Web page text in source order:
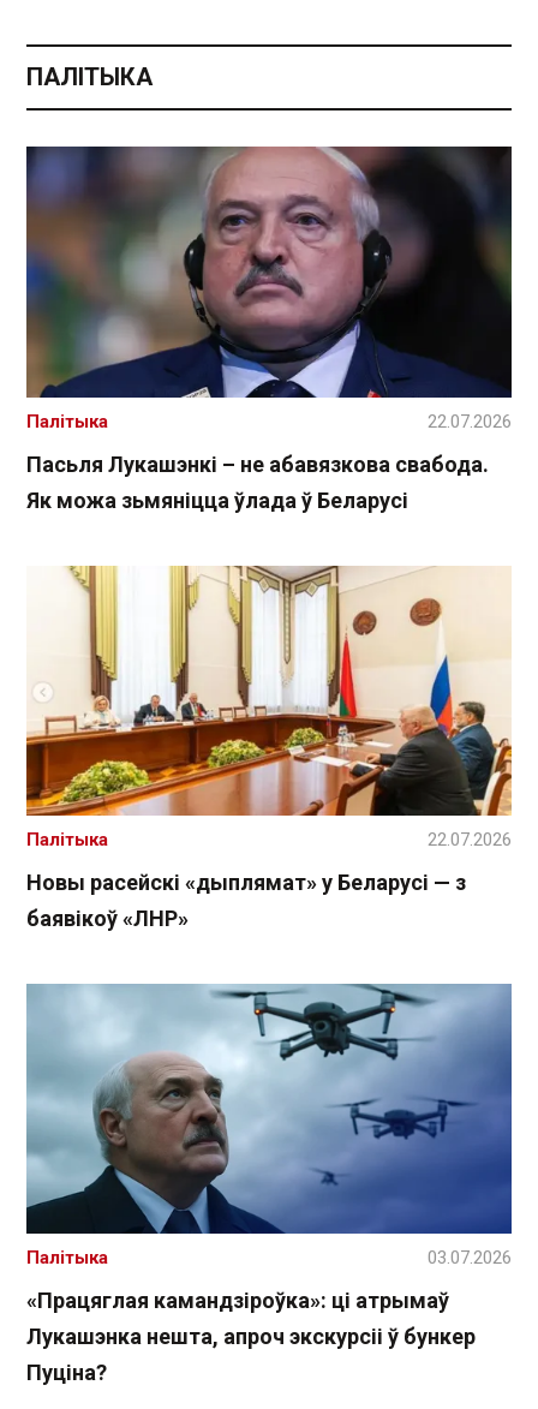
ПАЛІТЫКА
Пасьля Лукашэнкі – не абавязкова свабода.
Як можа зьмяніцца ўлада ў Беларусі
Палітыка 22.07.2026
Новы расейскі «дыплямат» у Беларусі — з
баявікоў «ЛНР»
Палітыка 22.07.2026
«Працяглая камандзіроўка»: ці атрымаў
Лукашэнка нешта, апроч экскурсіі ў бункер
Пуціна?
Палітыка 03.07.2026